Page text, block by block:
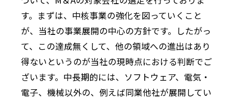
す。まずは、中核事業の強化を図っていくこと
が、当社の事業展開の中心の方針です。したがっ
て、この達成無くして、他の領域への進出はあり
得ないというのが当社の現時点における判断でご
ざいます。中長期的には、ソフトウェア、電気・
電子、機械以外の、例えば同業他社が展開してい